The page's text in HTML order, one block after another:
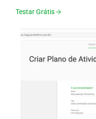
Testar Grátis